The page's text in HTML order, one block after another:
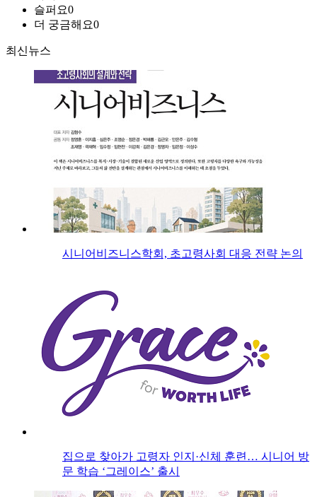
슬퍼요0
더 궁금해요0
최신뉴스
시니어비즈니스학회, 초고령사회 대응 전략 논의
집으로 찾아가 고령자 인지·신체 훈련… 시니어 방
문 학습 ‘그레이스’ 출시